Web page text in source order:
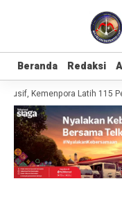
Beranda Redaksi
Beranda Redaksi
Kemenpora Latih 115